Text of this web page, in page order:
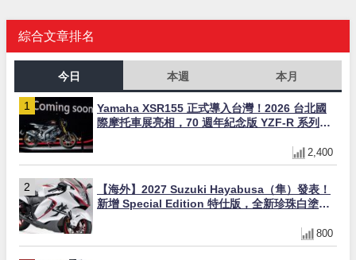
綜合文章排名
今日 本週 本月
Yamaha XSR155 正式導入台灣！2026 台北國
際摩托車展亮相，70 週年紀念版 YZF-R 系列限
2,400
【海外】2027 Suzuki Hayabusa（隼）發表！
新增 Special Edition 特仕版，全新珍珠白塗裝
800